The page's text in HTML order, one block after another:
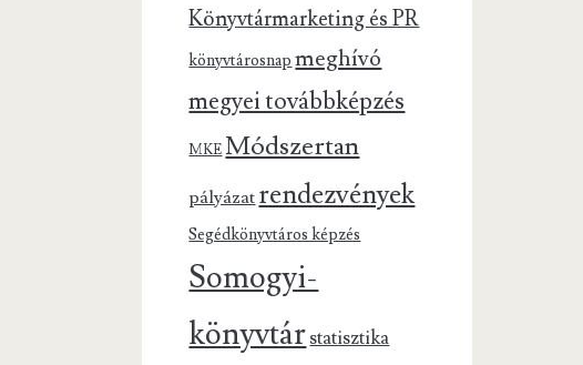
Könyvtármarketing és PR
könyvtárosnap meghívó
megyei továbbképzés
MKE Módszertan
pályázatrendezvények
Segédkönyvtáros képzés
Somogyi-
könyvtárstatisztika